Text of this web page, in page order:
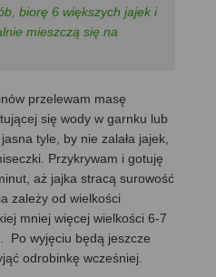
biorę 6 większych jajek i
mieszczą się na
przelewam masę
się wody w garnku lub
tyle, by nie zalała jajek,
Przykrywam i gotuję
aż jajka stracą surowość
zależy od wielkości
mniej więcej wielkości 6-7
Po wyjęciu będą jeszcze
odrobinkę wcześniej.